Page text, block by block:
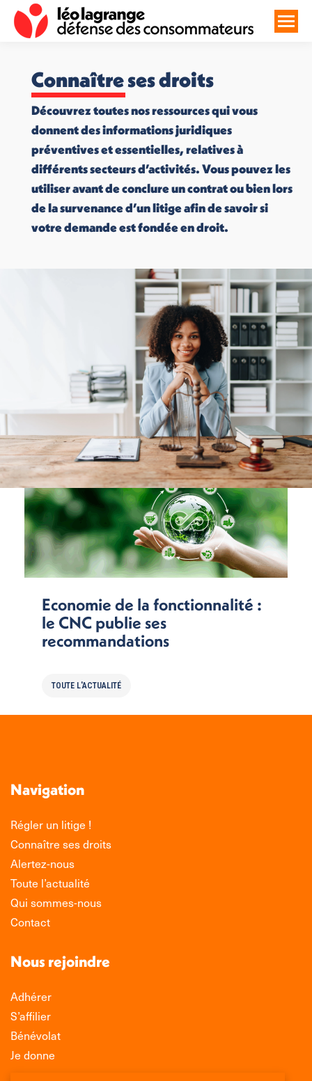
Connaître ses droits
Découvrez toutes nos ressources qui vous
donnent des informations juridiques
préventives et essentielles, relatives à
différents secteurs d’activités. Vous pouvez les
utiliser avant de conclure un contrat ou bien lors
de la survenance d’un litige afin de savoir si
votre demande est fondée en droit.
Economie de la fonctionnalité :
le CNC publie ses
recommandations
TOUTE L'ACTUALITÉ
Navigation
Régler un litige !
Connaître ses droits
Alertez-nous
Toute l’actualité
Qui sommes-nous
Contact
Nous rejoindre
Adhérer
S’affilier
Bénévolat
Je donne